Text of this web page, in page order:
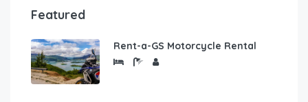
Featured
Rent-a-GS Motorcycle Rental